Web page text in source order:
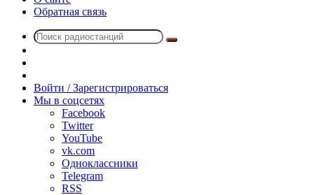
Обратная связь
Поиск
радио
Войти / Зарегистрироваться
Мы в соцсетях
Facebook
Twitter
YouTube
vk.com
Одноклассники
Telegram
RSS